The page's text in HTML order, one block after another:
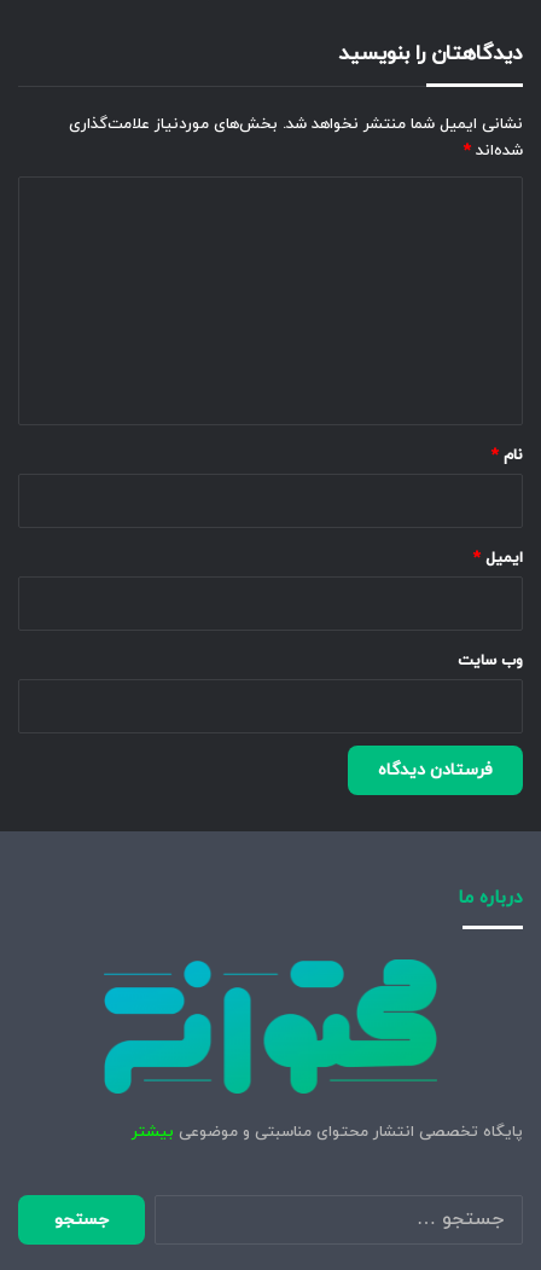
دیدگاهتان را بنویسید
نشانی ایمیل شما منتشر نخواهد شد. بخش‌های موردنیاز علامت‌گذاری
شده‌اند *
نام *
ایمیل *
وب‌ سایت
درباره ما
پایگاه تخصصی انتشار محتوای مناسبتی و موضوعی بیشتر
جستجو
برای: